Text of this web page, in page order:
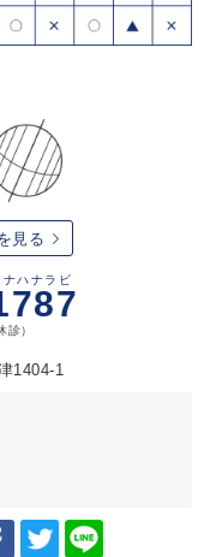
見る
ナハナラビ
）
1404-1